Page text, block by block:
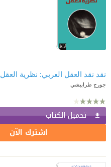
نقد نقد العقل العربي: نظرية العقل
جورج طرابيشي
تحميل الكتاب
اشترك الآن